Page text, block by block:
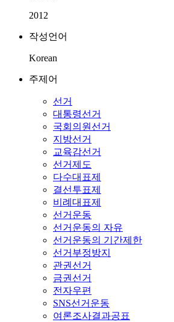
2012
작성언어
Korean
주제어
선거
대통령선거
국회의원선거
지방선거
교육감선거
선거제도
다수대표제
결선투표제
비례대표제
선거운동
선거운동의 자유
선거운동의 기간제한
선거부정방지
관권선거
금권선거
전자우편
SNS선거운동
여론조사결과공표